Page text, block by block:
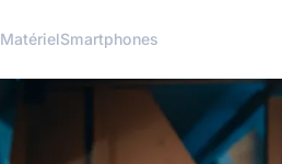
MatérielSmartphones